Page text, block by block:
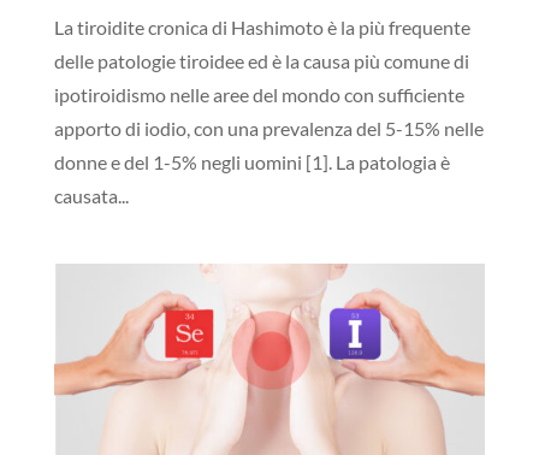
La tiroidite cronica di Hashimoto è la più frequente
delle patologie tiroidee ed è la causa più comune di
ipotiroidismo nelle aree del mondo con sufficiente
apporto di iodio, con una prevalenza del 5-15% nelle
donne e del 1-5% negli uomini [1]. La patologia è
causata...